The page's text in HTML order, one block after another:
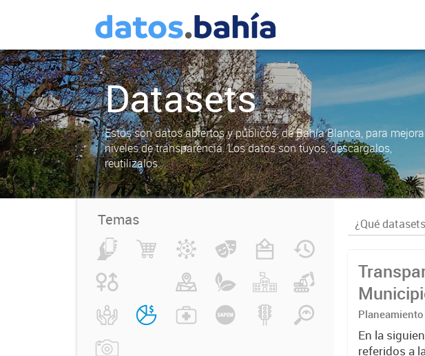
Datasets
Estos son datos abiertos y públicos, de Bahía Blanca, para
niveles de transparencia. Los datos son tuyos, descargalos,
reutilizalos.
Temas
En la
referidos a